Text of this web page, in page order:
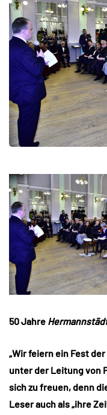
50 Jahre
„Wir feiern ein Fest
unter der Leitung von
sich zu freuen, denn
Leser auch als „ihre